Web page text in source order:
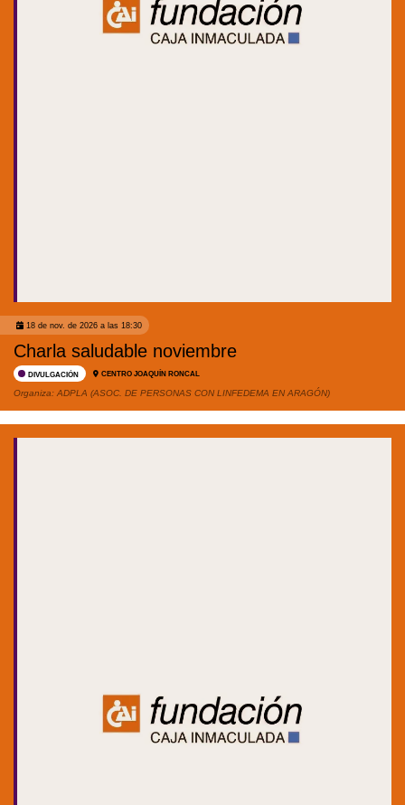
18 de nov. de 2026 a las 18:30
Charla saludable noviembre
DIVULGACIÓN CENTRO JOAQUÍN RONCAL
Organiza: ADPLA (ASOC. DE PERSONAS CON LINFEDEMA EN ARAGÓN)